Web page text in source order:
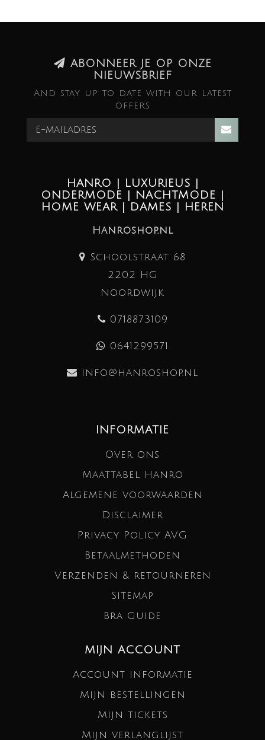
ABONNEER JE OP ONZE
NIEUWSBRIEF
And stay up to date with our latest
offers
HANRO | LUXURIEUS |
ONDERMODE | NACHTMODE |
HOME WEAR | DAMES | HEREN
Hanroshop.nl
Schoolstraat 68
2202 HG
Noordwijk
0718873109
0641299571
info@hanroshop.nl
INFORMATIE
Over ons
Maattabel Hanro
Algemene voorwaarden
Disclaimer
Privacy Policy AVG
Betaalmethoden
Verzenden & retourneren
Sitemap
Bra Guide
MIJN ACCOUNT
Account informatie
Mijn bestellingen
Mijn tickets
Mijn verlanglijst